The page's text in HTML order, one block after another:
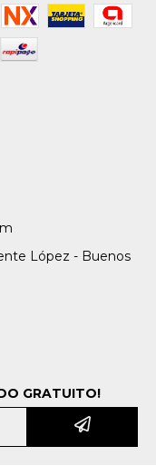
López - Buenos
GRATUITO!